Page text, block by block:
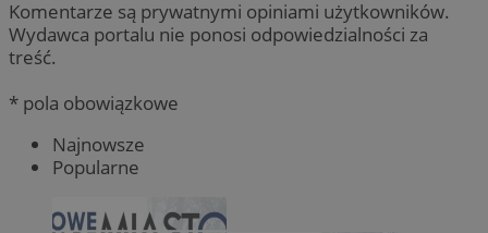
Komentarze są prywatnymi opiniami użytkowników.
Wydawca portalu nie ponosi odpowiedzialności za
treść.
* pola obowiązkowe
Najnowsze
Popularne